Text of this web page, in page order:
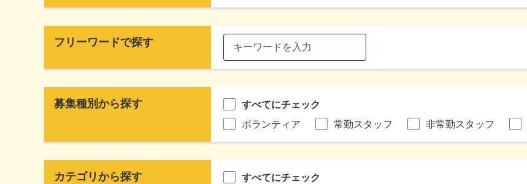
フリーワードで探す
募集種別から探す
すべてにチェック
ボランティア
常勤スタッフ 非常勤スタッフ
カテゴリから探す
すべてにチェック